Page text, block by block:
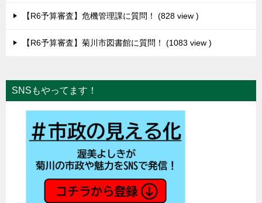
【R6予算審査】危機管理課に質問！ 828 view
【R6予算審査】菊川市図書館に質問！ 1083 view
SNSもやってます！